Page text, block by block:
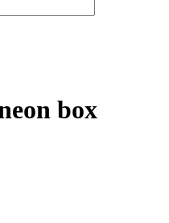
box